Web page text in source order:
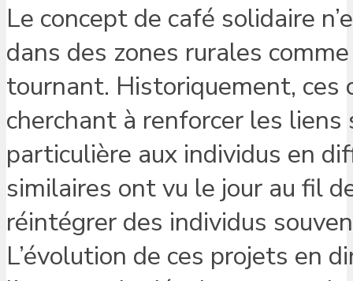
Le concept de café solidaire
dans des zones rurales
tournant. Historiquement, ces
cherchant à renforcer les
particulière aux individus en
similaires ont vu le jour au fil
réintégrer des individus
L’évolution de ces projets en